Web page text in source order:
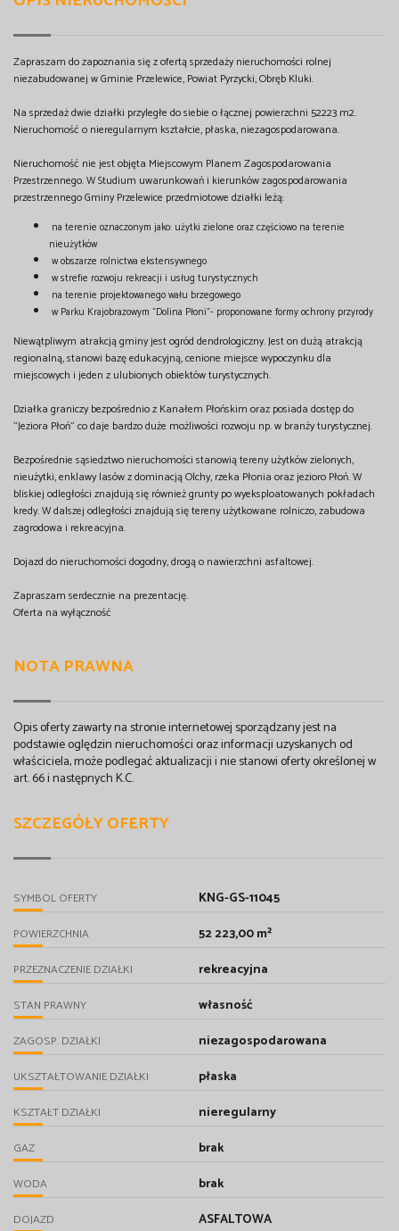
Zapraszam do zapoznania się z ofertą sprzedaży nieruchomości rolnej
niezabudowanej w Gminie Przelewice, Powiat Pyrzycki, Obręb Kluki.
Na sprzedaż dwie działki przyległe do siebie o łącznej powierzchni 52223 m2.
Nieruchomość o nieregularnym kształcie, płaska, niezagospodarowana.
Nieruchomość nie jest objęta Miejscowym Planem Zagospodarowania
Przestrzennego. W Studium uwarunkowań i kierunków zagospodarowania
przestrzennego Gminy Przelewice przedmiotowe działki leżą:
na terenie oznaczonym jako: użytki zielone oraz częściowo na terenie
nieużytków
w obszarze rolnictwa ekstensywnego
w strefie rozwoju rekreacji i usług turystycznych
na terenie projektowanego wału brzegowego
w Parku Krajobrazowym "Dolina Płoni"- proponowane formy ochrony przyrody
Niewątpliwym atrakcją gminy jest ogród dendrologiczny. Jest on dużą atrakcją
regionalną, stanowi bazę edukacyjną, cenione miejsce wypoczynku dla
miejscowych i jeden z ulubionych obiektów turystycznych.
Działka graniczy bezpośrednio z Kanałem Płońskim oraz posiada dostęp do
"Jeziora Płoń" co daje bardzo duże możliwości rozwoju np. w branży turystycznej.
Bezpośrednie sąsiedztwo nieruchomości stanowią tereny użytków zielonych,
nieużytki, enklawy lasów z dominacją Olchy, rzeka Płonia oraz jezioro Płoń. W
bliskiej odległości znajdują się również grunty po wyeksploatowanych pokładach
kredy. W dalszej odległości znajdują się tereny użytkowane rolniczo, zabudowa
zagrodowa i rekreacyjna.
Dojazd do nieruchomości dogodny, drogą o nawierzchni asfaltowej.
Zapraszam serdecznie na prezentację.
Oferta na wyłączność
NOTA PRAWNA
Opis oferty zawarty na stronie internetowej sporządzany jest na
podstawie oględzin nieruchomości oraz informacji uzyskanych od
właściciela, może podlegać aktualizacji i nie stanowi oferty określonej w
art. 66 i następnych K.C.
SZCZEGÓŁY OFERTY
SYMBOL OFERTY KNG-GS-11045
POWIERZCHNIA 52 223,00 m²
PRZEZNACZENIE DZIAŁKI rekreacyjna
STAN PRAWNY własność
ZAGOSP. DZIAŁKI niezagospodarowana
UKSZTAŁTOWANIE DZIAŁKI płaska
KSZTAŁT DZIAŁKI nieregularny
GAZ brak
WODA brak
DOJAZD ASFALTOWA